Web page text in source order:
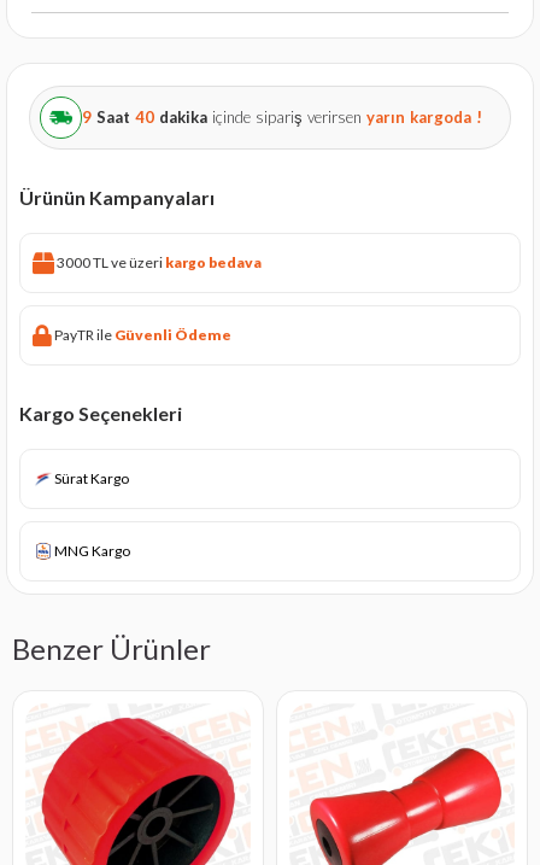
9 Saat 40 dakika içinde sipariş verirsen yarın kargoda !
Ürünün Kampanyaları
3000 TL ve üzeri kargo bedava
PayTR ile Güvenli Ödeme
Kargo Seçenekleri
Sürat Kargo
MNG Kargo
Benzer Ürünler